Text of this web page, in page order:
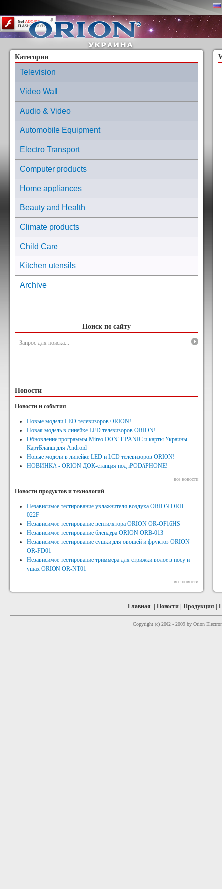
Content on this page requires a newer version of Adobe Flash Player.
Категории
Television
Video Wall
Audio & Video
Automobile Equipment
Electro Transport
Computer products
Home appliances
Beauty and Health
Climate products
Child Care
Kitchen utensils
Archive
Поиск по сайту
Новости
Новости и события
Новые модели LED телевизоров ORION!
Новая модель в линейке LED телевизоров ORION!
Обновление программы Mireo DON’T PANIC и карты Украины
КартБланш для Android
Новые модели в линейке LED и LCD телевизоров ORION!
НОВИНКА - ORION ДОК-станция под iPOD/iPHONE!
все новости
Новости продуктов и технологий
Независимое тестирование увлажнителя воздуха ORION ORH-
022F
Независимое тестирование вентилятора ORION OR-OF16HS
Независимое тестирование блендера ORION ORB-013
Независимое тестирование сушки для овощей и фруктов ORION
OR-FD01
Независимое тестирование триммера для стрижки волос в носу и
ушах ORION OR-NT01
все новости
Главная Новости Продукция
Copyright (c) 2002 - 2009 by Orion